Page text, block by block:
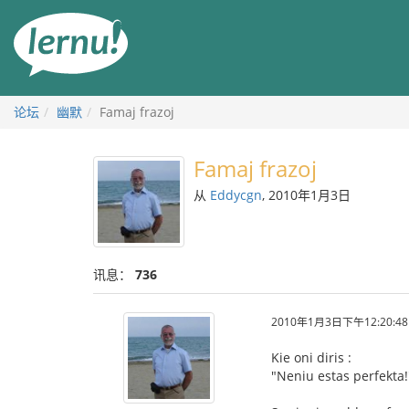
论坛 幽默 Famaj frazoj
Famaj frazoj
从 Eddycgn, 2010年1月3日
讯息： 736
2010年1月3日下午12:20:48
Kie oni diris :
"Neniu estas